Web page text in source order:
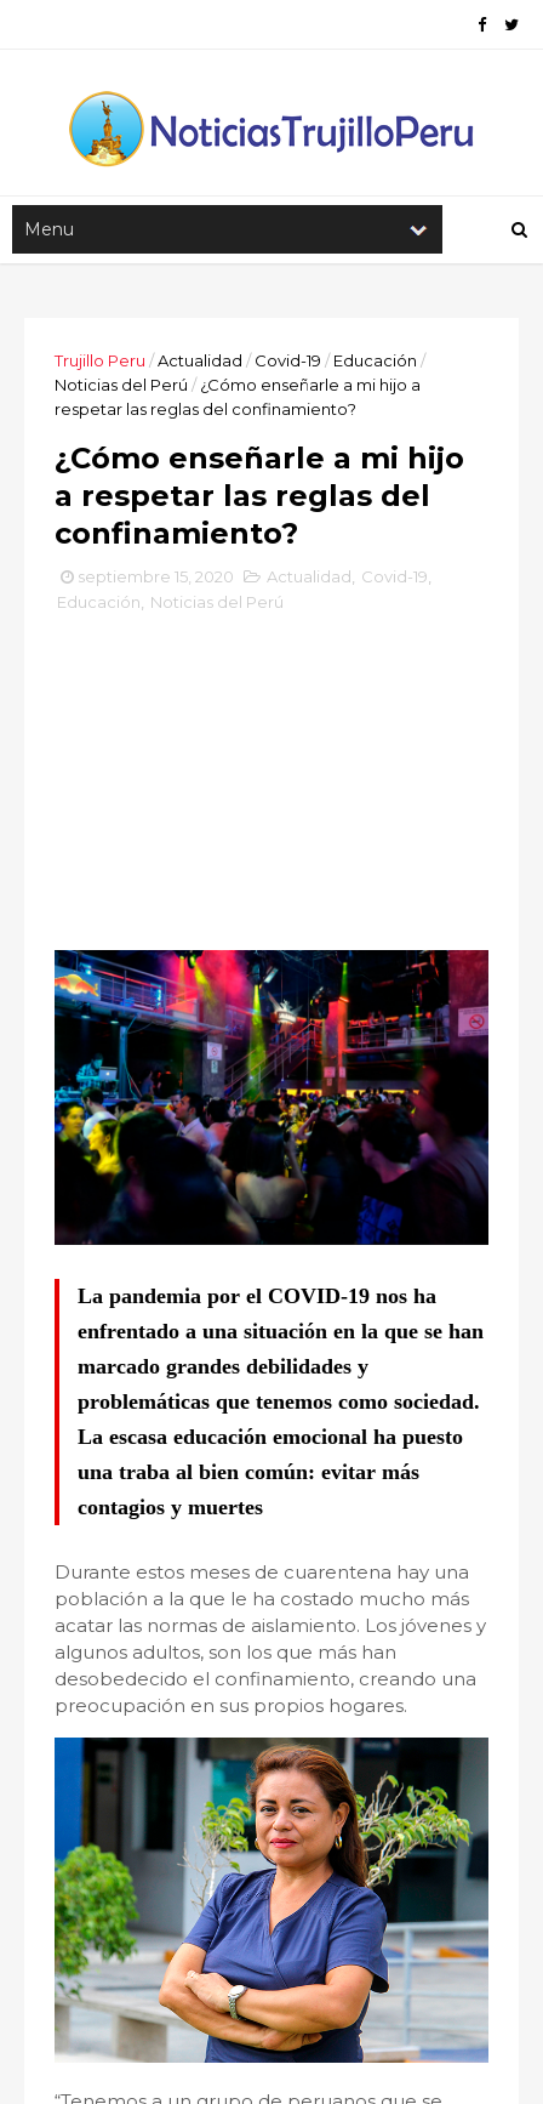
Trujillo Peru /Actualidad / Covid-19 / Educación /
Noticias del Perú / ¿Cómo enseñarle a mi hijo a
respetar las reglas del confinamiento?
¿Cómo enseñarle a mi hijo
a respetar las reglas del
confinamiento?
septiembre 15, 2020 Actualidad Covid-19
Educación
Noticias del Perú
La pandemia por el COVID-19 nos ha
enfrentado a una situación en la que se han
marcado grandes debilidades y
problemáticas que tenemos como sociedad.
La escasa educación emocional ha puesto
una traba al bien común: evitar más
contagios y muertes
Durante estos meses de cuarentena hay una
población a la que le ha costado mucho más
acatar las normas de aislamiento. Los jóvenes y
algunos adultos, son los que más han
desobedecido el confinamiento, creando una
preocupación en sus propios hogares.